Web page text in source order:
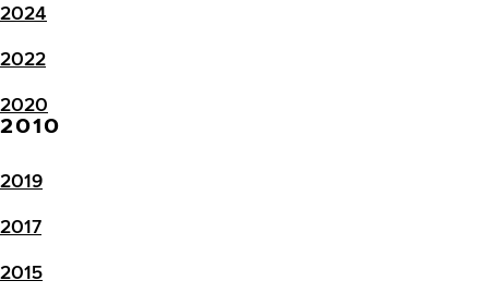
2024
2022
2020
2010
2019
2017
2015